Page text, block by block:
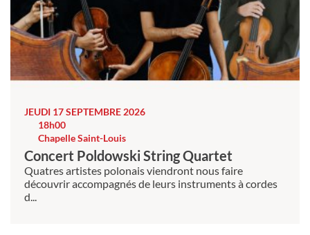
JEUDI 17 SEPTEMBRE 2026
18h00
Chapelle Saint-Louis
Concert Poldowski String Quartet
Quatres artistes polonais viendront nous faire
découvrir accompagnés de leurs instruments à cordes
d...